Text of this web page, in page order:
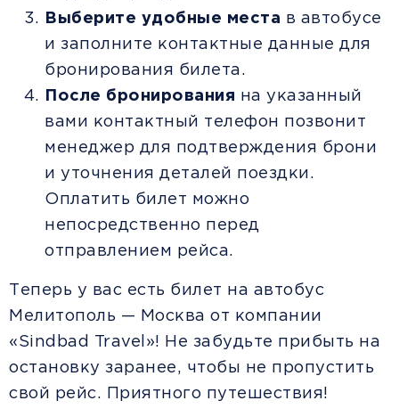
Выберите удобные места в автобусе
и заполните контактные данные для
бронирования билета.
После бронирования на указанный
вами контактный телефон позвонит
менеджер для подтверждения брони
и уточнения деталей поездки.
Оплатить билет можно
непосредственно перед
отправлением рейса.
Теперь у вас есть билет на автобус
Мелитополь — Москва от компании
«Sindbad Travel»! Не забудьте прибыть на
остановку заранее, чтобы не пропустить
свой рейс. Приятного путешествия!